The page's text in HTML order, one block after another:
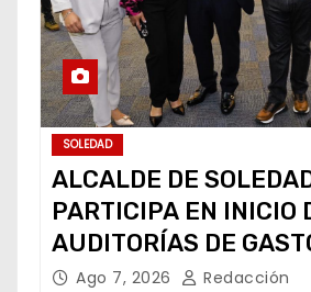
SOLEDAD
ALCALDE DE
PARTICIPA EN INICIO
AUDITORÍAS DE
FEDERALIZADO
Ago 7, 2026 Redacción